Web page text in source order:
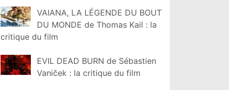
VAIANA, LA LÉGENDE DU BOUT
DU MONDE de Thomas Kail : la
critique du film
EVIL DEAD BURN de Sébastien
Vaniček : la critique du film